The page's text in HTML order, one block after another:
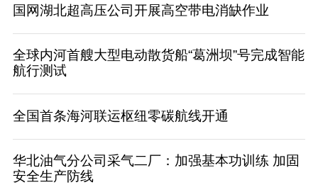
国网湖北超高压公司开展高空带电消缺作业
全球内河首艘大型电动散货船“葛洲坝”号完成智能
航行测试
全国首条海河联运枢纽零碳航线开通
华北油气分公司采气二厂：加强基本功训练 加固
安全生产防线